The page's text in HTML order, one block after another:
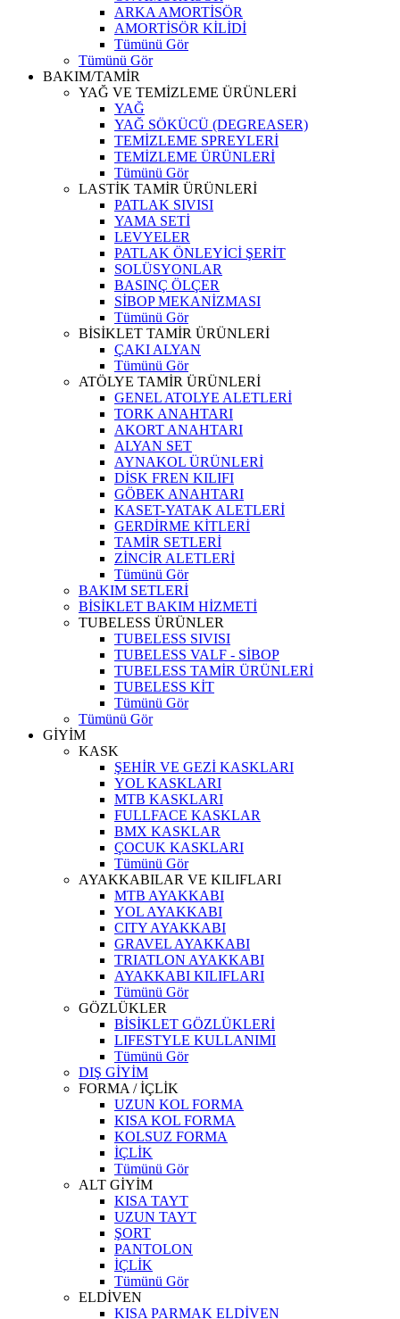
ARKA AMORTİSÖR
AMORTİSÖR KİLİDİ
Tümünü Gör
Tümünü Gör
BAKIM/TAMİR
YAĞ VE TEMİZLEME ÜRÜNLERİ
YAĞ
YAĞ SÖKÜCÜ (DEGREASER)
TEMİZLEME SPREYLERİ
TEMİZLEME ÜRÜNLERİ
Tümünü Gör
LASTİK TAMİR ÜRÜNLERİ
PATLAK SIVISI
YAMA SETİ
LEVYELER
PATLAK ÖNLEYİCİ ŞERİT
SOLÜSYONLAR
BASINÇ ÖLÇER
SİBOP MEKANİZMASI
Tümünü Gör
BİSİKLET TAMİR ÜRÜNLERİ
ÇAKI ALYAN
Tümünü Gör
ATÖLYE TAMİR ÜRÜNLERİ
GENEL ATOLYE ALETLERİ
TORK ANAHTARI
AKORT ANAHTARI
ALYAN SET
AYNAKOL ÜRÜNLERİ
DİSK FREN KILIFI
GÖBEK ANAHTARI
KASET-YATAK ALETLERİ
GERDİRME KİTLERİ
TAMİR SETLERİ
ZİNCİR ALETLERİ
Tümünü Gör
BAKIM SETLERİ
BİSİKLET BAKIM HİZMETİ
TUBELESS ÜRÜNLER
TUBELESS SIVISI
TUBELESS VALF - SİBOP
TUBELESS TAMİR ÜRÜNLERİ
TUBELESS KİT
Tümünü Gör
Tümünü Gör
GİYİM
KASK
ŞEHİR VE GEZİ KASKLARI
YOL KASKLARI
MTB KASKLARI
FULLFACE KASKLAR
BMX KASKLAR
ÇOCUK KASKLARI
Tümünü Gör
AYAKKABILAR VE KILIFLARI
MTB AYAKKABI
YOL AYAKKABI
CITY AYAKKABI
GRAVEL AYAKKABI
TRIATLON AYAKKABI
AYAKKABI KILIFLARI
Tümünü Gör
GÖZLÜKLER
BİSİKLET GÖZLÜKLERİ
LIFESTYLE KULLANIMI
Tümünü Gör
DIŞ GİYİM
FORMA / İÇLİK
UZUN KOL FORMA
KISA KOL FORMA
KOLSUZ FORMA
İÇLİK
Tümünü Gör
ALT GİYİM
KISA TAYT
UZUN TAYT
ŞORT
PANTOLON
İÇLİK
Tümünü Gör
ELDİVEN
KISA PARMAK ELDİVEN